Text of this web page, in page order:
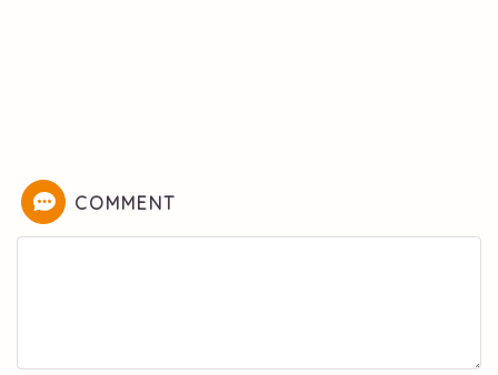
COMMENT